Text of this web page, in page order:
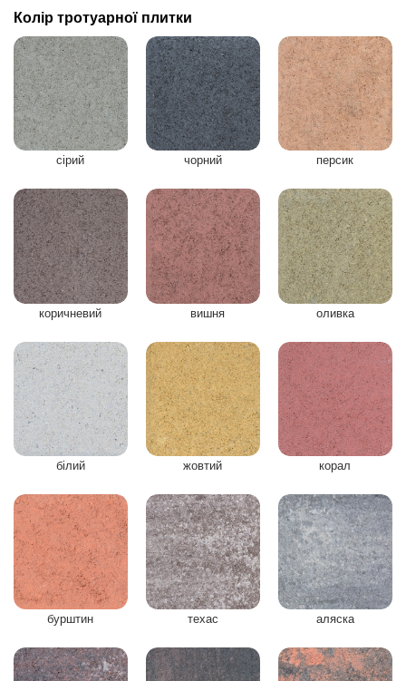
Колір тротуарної плитки
сірий чорний персик
коричневий вишня оливка
білий жовтий корал
бурштин техас аляска